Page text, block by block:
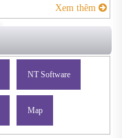
Xem thêm
NT Software
Map